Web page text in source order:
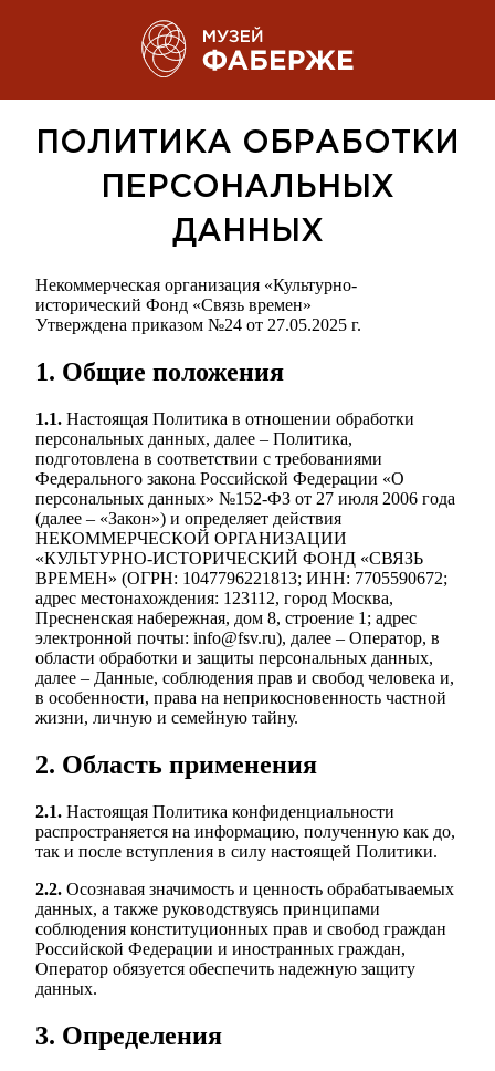
ПОЛИТИКА ОБРАБОТКИ
ПЕРСОНАЛЬНЫХ
ДАННЫХ
Некоммерческая организация «Культурно-
исторический Фонд «Связь времен»
Утверждена приказом №24 от 27.05.2025 г.
1. Общие положения
1.1. Настоящая Политика в отношении обработки
персональных данных, далее – Политика,
подготовлена в соответствии с требованиями
Федерального закона Российской Федерации «О
персональных данных» №152-ФЗ от 27 июля 2006 года
(далее – «Закон») и определяет действия
НЕКОММЕРЧЕСКОЙ ОРГАНИЗАЦИИ
«КУЛЬТУРНО-ИСТОРИЧЕСКИЙ ФОНД «СВЯЗЬ
ВРЕМЕН» (ОГРН: 1047796221813; ИНН: 7705590672;
адрес местонахождения: 123112, город Москва,
Пресненская набережная, дом 8, строение 1; адрес
электронной почты: info@fsv.ru), далее – Оператор, в
области обработки и защиты персональных данных,
далее – Данные, соблюдения прав и свобод человека и,
в особенности, права на неприкосновенность частной
жизни, личную и семейную тайну.
2. Область применения
2.1. Настоящая Политика конфиденциальности
распространяется на информацию, полученную как до,
так и после вступления в силу настоящей Политики.
2.2. Осознавая значимость и ценность обрабатываемых
данных, а также руководствуясь принципами
соблюдения конституционных прав и свобод граждан
Российской Федерации и иностранных граждан,
Оператор обязуется обеспечить надежную защиту
данных.
3. Определения